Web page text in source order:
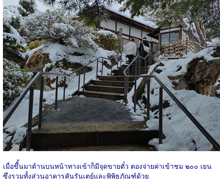
เมื่อขึั้นมาด้านบนหน้าทางเข้าก็มีจุดขายตั๋ว ตองจ่ายค่าเข้าชม ๒๐๐ เยน
ซึ่งรวมทั้งส่วนอาคารคันรันเตย์และพิพิธภัณฑ์ด้วย